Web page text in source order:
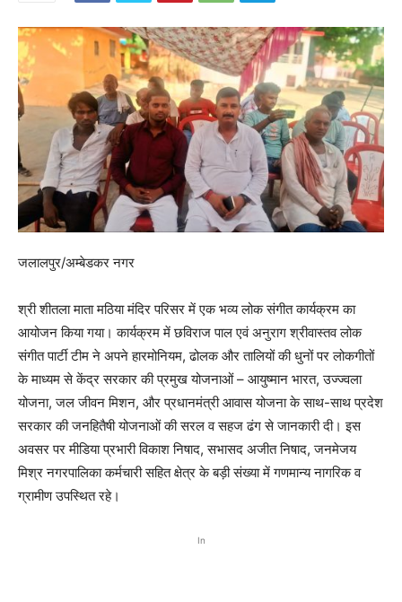
जलालपुर/अम्बेडकर नगर
श्री शीतला माता मठिया मंदिर परिसर में एक भव्य लोक संगीत कार्यक्रम का
आयोजन किया गया। कार्यक्रम में छविराज पाल एवं अनुराग श्रीवास्तव लोक
संगीत पार्टी टीम ने अपने हारमोनियम, ढोलक और तालियों की धुनों पर लोकगीतों
के माध्यम से केंद्र सरकार की प्रमुख योजनाओं – आयुष्मान भारत, उज्ज्वला
योजना, जल जीवन मिशन, और प्रधानमंत्री आवास योजना के साथ-साथ प्रदेश
सरकार की जनहितैषी योजनाओं की सरल व सहज ढंग से जानकारी दी। इस
अवसर पर मीडिया प्रभारी विकाश निषाद, सभासद अजीत निषाद, जनमेजय
मिश्र नगरपालिका कर्मचारी सहित क्षेत्र के बड़ी संख्या में गणमान्य नागरिक व
ग्रामीण उपस्थित रहे।
In